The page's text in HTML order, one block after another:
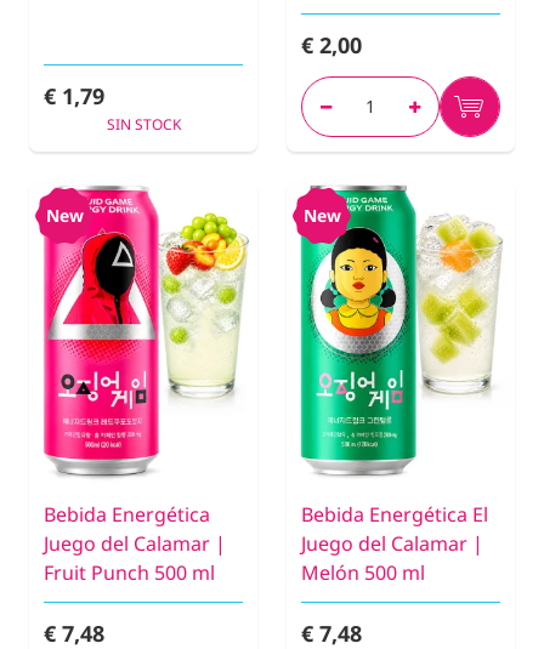
€ 1,79
SIN STOCK
€ 2,00
New
Bebida Energética
Juego del Calamar |
Fruit Punch 500 ml
€ 7,48
New
Bebida Energética El
Juego del Calamar |
Melón 500 ml
€ 7,48